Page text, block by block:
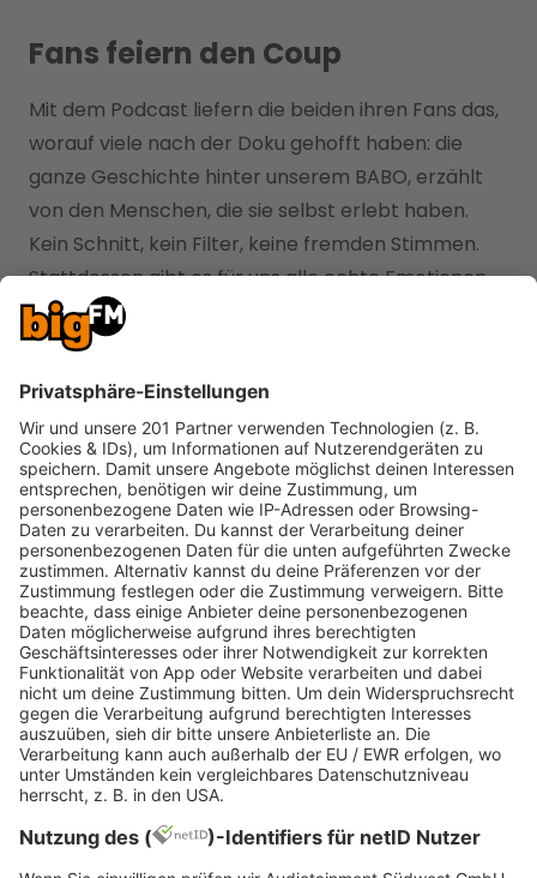
Fans feiern den Coup
Mit dem Podcast liefern die beiden ihren Fans das,
worauf viele nach der Doku gehofft haben: die
ganze Geschichte hinter unserem BABO, erzählt
von den Menschen, die sie selbst erlebt haben.
Kein Schnitt, kein Filter, keine fremden Stimmen.
Stattdessen gibt es für uns alle echte Emotionen
und ehrliche Einblicke in eine Beziehung, die schon
einiges überstanden hat. Für viele dürfte das
nochmal einen ganz neuen Blick auf Haftbefehl
und Nina eröffnen.
Deutschrap Rasiert Radio